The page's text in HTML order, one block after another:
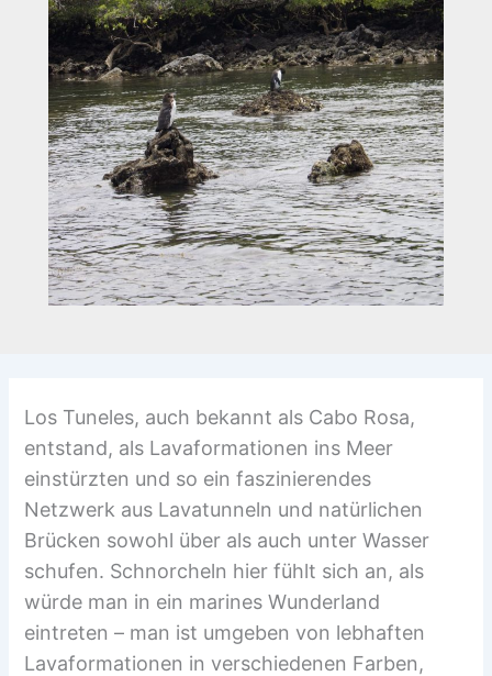
Los Tuneles, auch bekannt als Cabo Rosa,
entstand, als Lavaformationen ins Meer
einstürzten und so ein faszinierendes
Netzwerk aus Lavatunneln und natürlichen
Brücken sowohl über als auch unter Wasser
schufen. Schnorcheln hier fühlt sich an, als
würde man in ein marines Wunderland
eintreten – man ist umgeben von lebhaften
Lavaformationen in verschiedenen Farben,